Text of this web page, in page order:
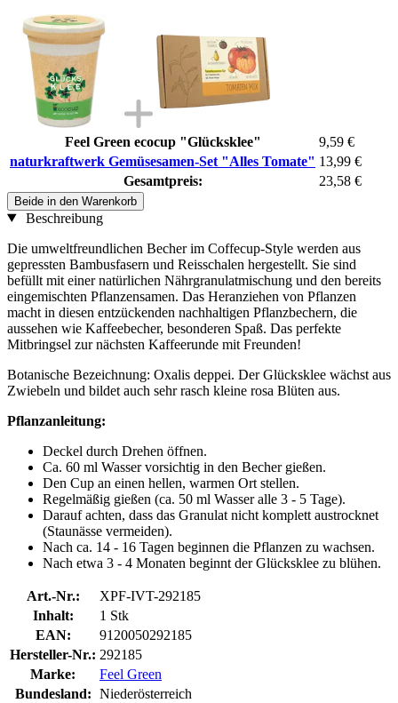
Feel Green ecocup "Glücksklee"
9,59 €
naturkraftwerk Gemüsesamen-Set "Alles Tomate" 13,99 €
Gesamtpreis:
23,58 €
Beide in den Warenkorb
Beschreibung
Die umweltfreundlichen Becher im Coffecup-Style werden aus
gepressten Bambusfasern und Reisschalen hergestellt. Sie sind
befüllt mit einer natürlichen Nährgranulatmischung und den bereits
eingemischten Pflanzensamen. Das Heranziehen von Pflanzen
macht in diesen entzückenden nachhaltigen Pflanzbechern, die
aussehen wie Kaffeebecher, besonderen Spaß. Das perfekte
Mitbringsel zur nächsten Kaffeerunde mit Freunden!
Botanische Bezeichnung: Oxalis deppei. Der Glücksklee wächst aus
Zwiebeln und bildet auch sehr rasch kleine rosa Blüten aus.
Pflanzanleitung:
Deckel durch Drehen öffnen.
Ca. 60 ml Wasser vorsichtig in den Becher gießen.
Den Cup an einen hellen, warmen Ort stellen.
Regelmäßig gießen (ca. 50 ml Wasser alle 3 - 5 Tage).
Darauf achten, dass das Granulat nicht komplett austrocknet
(Staunässe vermeiden).
Nach ca. 14 - 16 Tagen beginnen die Pflanzen zu wachsen.
Nach etwa 3 - 4 Monaten beginnt der Glücksklee zu blühen.
Art.-Nr.:
XPF-IVT-292185
Inhalt:
1 Stk
EAN:
9120050292185
Hersteller-Nr.: 292185
Marke:
Feel Green
Bundesland: Niederösterreich